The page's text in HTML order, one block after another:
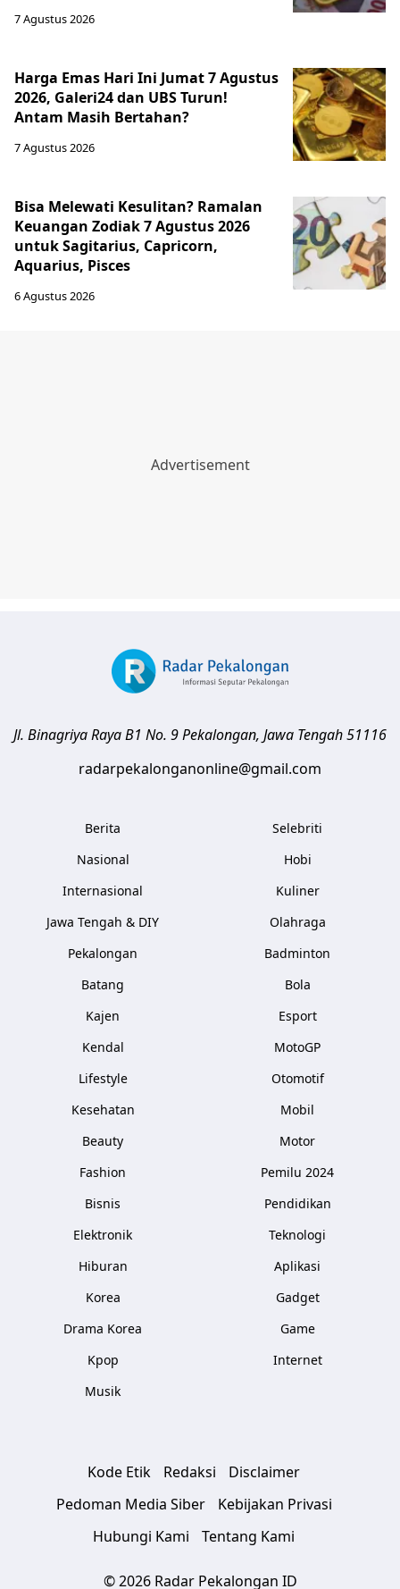
7 Agustus 2026
Harga Emas Hari Ini Jumat 7 Agustus
2026, Galeri24 dan UBS Turun!
Antam Masih Bertahan?
7 Agustus 2026
Bisa Melewati Kesulitan? Ramalan
Keuangan Zodiak 7 Agustus 2026
untuk Sagitarius, Capricorn,
Aquarius, Pisces
6 Agustus 2026
Jl. Binagriya Raya B1 No. 9Pekalongan, Jawa Tengah51116
radarpekalonganonline@gmail.com
Berita
Nasional
Internasional
Jawa Tengah & DIY
Pekalongan
Batang
Kajen
Kendal
Lifestyle
Kesehatan
Beauty
Fashion
Bisnis
Elektronik
Hiburan
Korea
Drama Korea
Kpop
Musik
Selebriti
Hobi
Kuliner
Olahraga
Badminton
Bola
Esport
MotoGP
Otomotif
Mobil
Motor
Pemilu 2024
Pendidikan
Teknologi
Aplikasi
Gadget
Game
Internet
Kode Etik Redaksi
Disclaimer
Pedoman Media Siber
Kebijakan Privasi
Hubungi Kami
Tentang Kami
© 2026 Radar Pekalongan ID